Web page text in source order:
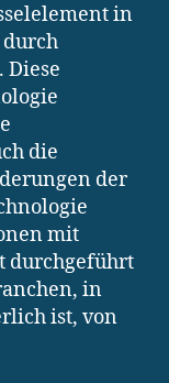
in
Diese
die
der
mit
durchgeführt
in
ist, von